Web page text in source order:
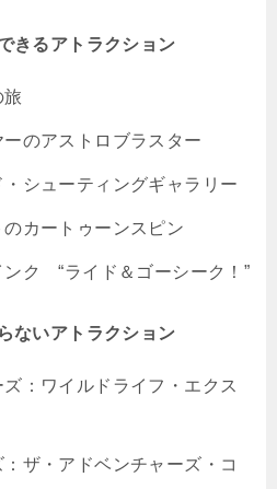
きるアトラクション
旅
のアストロブラスター
シューティングギャラリー
カートゥーンスピン
ンク “ライド＆ゴーシーク！”
ないアトラクション
：ワイルドライフ・エクス
ザ・アドベンチャーズ・コ